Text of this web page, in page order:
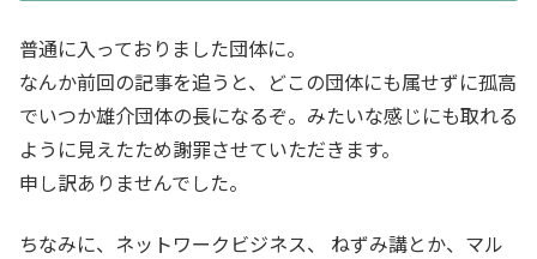
普通に入っておりました団体に。
なんか前回の記事を追うと、どこの団体にも属せずに孤高
でいつか雄介団体の長になるぞ。みたいな感じにも取れる
ように見えたため謝罪させていただきます。
申し訳ありませんでした。
ちなみに、ネットワークビジネス、 ねずみ講とか、マル